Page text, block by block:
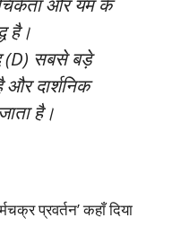
है।
(D) सबसे बड़े
दार्शनिक
है।
प्रवर्तन’ कहाँ दिया